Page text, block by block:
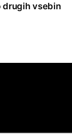
drugih vsebin